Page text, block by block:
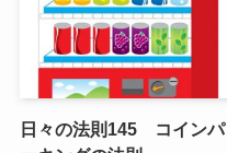
日々の法則145 コインパ